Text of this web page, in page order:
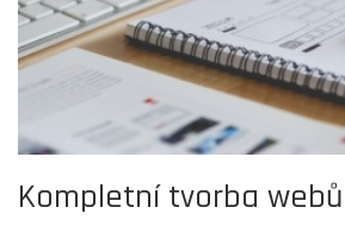
Kompletní tvorba webů